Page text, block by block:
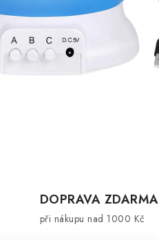
DOPRAVA ZDARMA
při nákupu nad 1000 Kč